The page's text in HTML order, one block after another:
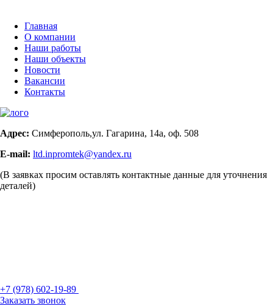
Главная
О компании
Наши работы
Наши объекты
Новости
Вакансии
Контакты
Адрес: Симферополь,ул. Гагарина, 14а, оф. 508
E-mail: ltd.inpromtek@yandex.ru
(В заявках просим оставлять контактные данные для уточнения
деталей)
+7 (978) 602-19-89
Заказать звонок